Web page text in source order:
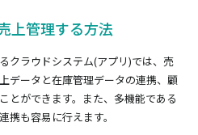
上管理する方法
クラウドシステム(アプリ)では、売
データと在庫管理データの連携、顧
とができます。また、多機能である
携も容易に行えます。